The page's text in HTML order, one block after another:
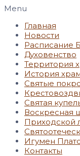
Menu
Главная
Новости
Расписание
Духовенство
Территория
История
Святые
Святая
Воскресная
Приходской
Игумен
Контакты